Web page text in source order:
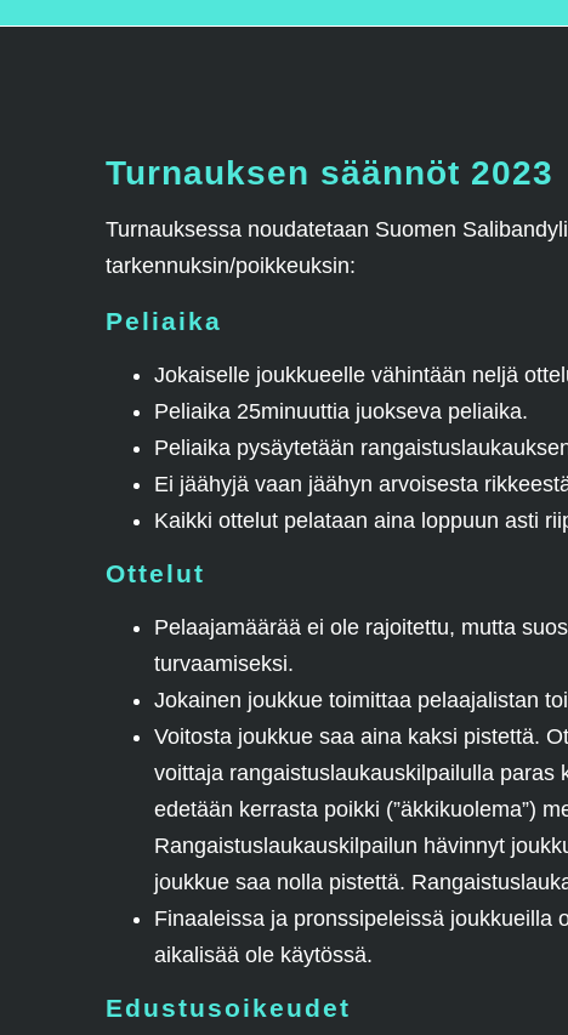
Turnauksen säännöt 2023
Turnauksessa noudatetaan Suomen
tarkennuksin/poikkeuksin:
Peliaika
Jokaiselle joukkueelle vähintään neljä
Peliaika 25minuuttia juokseva peliaika.
Peliaika pysäytetään
Ei jäähyjä vaan jäähyn arvoisesta
Kaikki ottelut pelataan aina loppuun asti
Ottelut
Pelaajamäärää ei ole rajoitettu, mutta
turvaamiseksi.
Jokainen joukkue toimittaa pelaajalistan
Voitosta joukkue saa aina kaksi pistettä.
voittaja rangaistuslaukauskilpailulla
edetään kerrasta poikki (”äkkikuolema”)
Rangaistuslaukauskilpailun hävinnyt
joukkue saa nolla pistettä.
Finaaleissa ja pronssipeleissä joukkueilla
aikalisää ole käytössä.
Edustusoikeudet